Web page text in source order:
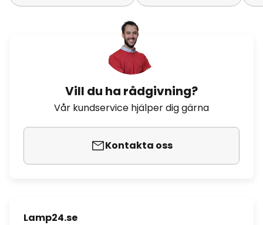
Vill du ha rådgivning?
Vår kundservice hjälper dig gärna
Kontakta oss
Lamp24.se